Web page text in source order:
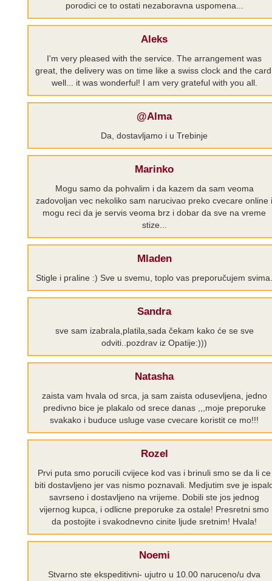
porodici ce to ostati nezaboravna uspomena...
Aleks
I'm very pleased with the service. The arrangement was
great, the delivery was on time like a swiss clock and the
well... it was wonderful! I am very grateful with you all.
@Alma
Da, dostavljamo i u Trebinje
Marinko
Mogu samo da pohvalim i da kazem da sam veoma
zadovoljan vec nekoliko sam narucivao preko cvecare online i
mogu reci da je servis veoma brz i dobar da sve na vreme
stize...
Mladen
Stigle i praline :) Sve u svemu, toplo vas preporučujem svima.
Sandra
sve sam izabrala,platila,sada čekam kako će se sve
odviti..pozdrav iz Opatije:)))
Natasha
zaista vam hvala od srca, ja sam zaista odusevljena, jedno
predivno bice je plakalo od srece danas ,,,moje preporuke
svakako i buduce usluge vase cvecare koristit ce mo!!!
Rozel
Prvi puta smo porucili cvijece kod vas i brinuli smo se da li ce
biti dostavljeno jer vas nismo poznavali. Medjutim sve je
savrseno i dostavljeno na vrijeme. Dobili ste jos jednog
vijernog kupca, i odlicne preporuke za ostale! Presretni smo
da postojite i svakodnevno cinite ljude sretnim! Hvala!
Noemi
Stvarno ste ekspeditivni- ujutro u 10.00 naruceno/u dva